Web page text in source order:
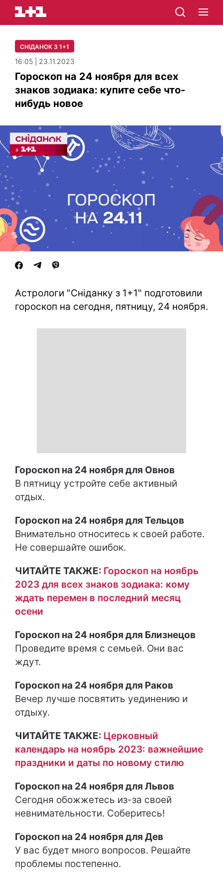
СНІДАНОК З 1+1
16:05 | 23.11.2023
Гороскоп на 24 ноября для всех
знаков зодиака: купите себе что-
нибудь новое
Астрологи "Сніданку з 1+1" подготовили
гороскоп на сегодня, пятницу, 24 ноября.
Гороскоп на 24 ноября для Овнов
В пятницу устройте себе активный
отдых.
Гороскоп на 24 ноября для Тельцов
Внимательно относитесь к своей работе.
Не совершайте ошибок.
ЧИТАЙТЕ ТАКЖЕ: Гороскоп на ноябрь
2023 для всех знаков зодиака: кому
ждать перемен в последний месяц
осени
Гороскоп на 24 ноября для Близнецов
Проведите время с семьей. Они вас
ждут.
Гороскоп на 24 ноября для Раков
Вечер лучше посвятить уединению и
отдыху.
ЧИТАЙТЕ ТАКЖЕ: Церковный
календарь на ноябрь 2023: важнейшие
праздники и даты по новому стилю
Гороскоп на 24 ноября для Львов
Сегодня обожжетесь из-за своей
невнимательности. Соберитесь!
Гороскоп на 24 ноября для Дев
У вас будет много вопросов. Решайте
проблемы постепенно.